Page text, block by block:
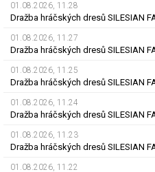
01.08.2026, 11.28
Dražba hráčských dresů SILESIAN
01.08.2026, 11.27
Dražba hráčských dresů SILESIAN
01.08.2026, 11.25
Dražba hráčských dresů SILESIAN
01.08.2026, 11.24
Dražba hráčských dresů SILESIAN
01.08.2026, 11.23
01.08.2026, 11.22